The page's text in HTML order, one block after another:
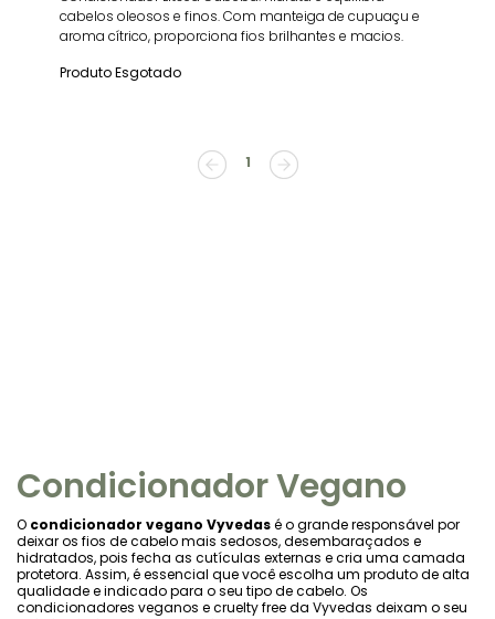
cabelos oleosos e finos. Com manteiga de cupuaçu e
aroma cítrico, proporciona fios brilhantes e macios.
Produto Esgotado
1
Condicionador Vegano
O condicionador vegano Vyvedasé o grande responsável por
deixar os fios de cabelo mais sedosos, desembaraçados e
hidratados, pois fecha as cutículas externas e cria uma camada
protetora. Assim, é essencial que você escolha um produto de alta
qualidade e indicado para o seu tipo de cabelo. Os
condicionadores veganos e cruelty free da Vyvedas deixam o seu